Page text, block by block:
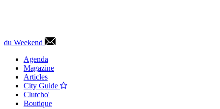
du Weekend
Agenda
Magazine
Articles
City Guide
Clutcho'
Boutique